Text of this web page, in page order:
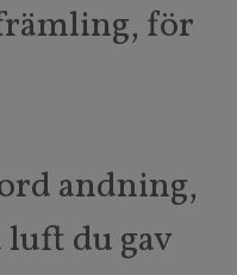
för
andning,
du gav